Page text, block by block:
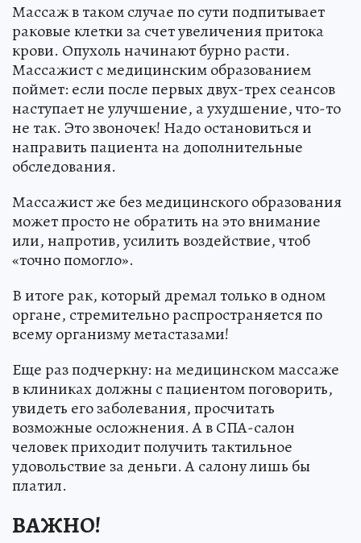
Массаж в таком случае по сути подпитывает
раковые клетки за счет увеличения притока
крови. Опухоль начинают бурно расти.
Массажист с медицинским образованием
поймет: если после первых двух-трех сеансов
наступает не улучшение, а ухудшение, что-то
не так. Это звоночек! Надо остановиться и
направить пациента на дополнительные
обследования.
Массажист же без медицинского образования
может просто не обратить на это внимание
или, напротив, усилить воздействие, чтоб
«точно помогло».
В итоге рак, который дремал только в одном
органе, стремительно распространяется по
всему организму метастазами!
Еще раз подчеркну: на медицинском массаже
в клиниках должны с пациентом поговорить,
увидеть его заболевания, просчитать
возможные осложнения. А в СПА-салон
человек приходит получить тактильное
удовольствие за деньги. А салону лишь бы
платил.
ВАЖНО!